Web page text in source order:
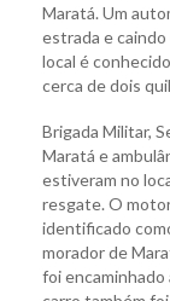
Maratá. Um
estrada e
local é
cerca de dois
Brigada Militar,
Maratá e
estiveram no
resgate. O
identificado
morador de
foi encaminhado